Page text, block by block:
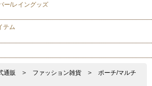
ー/レイングッズ
テム
通販 > ファッション雑貨 >
ポーチ/マルチ